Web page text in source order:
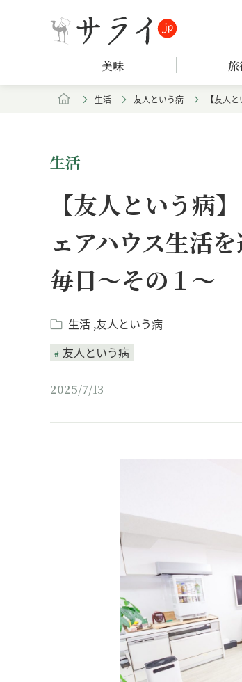
美味 旅
生活 友人という病 【友人
生活
【友人という病
ェアハウス生活
毎日～その１～
生活 友人という病
友人という病
2025/7/13